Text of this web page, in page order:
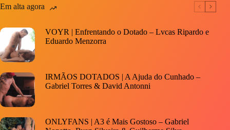
Em alta agora
VOYR | Enfrentando o Dotado – Lvcas Ripardo e
Eduardo Menzorra
IRMÃOS DOTADOS | A Ajuda do Cunhado –
Gabriel Torres & David Antonni
ONLYFANS | A3 é Mais Gostoso – Gabriel